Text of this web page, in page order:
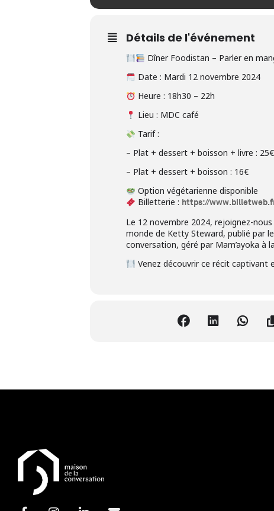
Détails de l'événement
Dîner Foodistan – Parler en
Date : Mardi 12 novembre 2024
Heure : 18h30 – 22h
Lieu : MDC café
Tarif :
– Plat + dessert + boisson + livre : 25€
– Plat + dessert + boisson : 16€
Option végétarienne disponible
Billetterie : https://
Le 12 novembre 2024, rejoignez-
monde de Ketty Steward, publié par
conversation, géré par Mam’ayoka à
Venez découvrir ce récit captivant